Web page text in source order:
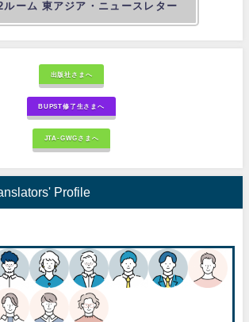
ルーム 東アジア・ニュースレター
出版社さまへ
BUPST修了生さまへ
JTA-GWGさまへ
Profile